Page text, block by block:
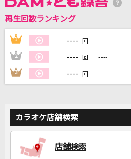
井上陽水
[生音]岬めぐり
ウィークエンド
再生回数ランキング
1 ---- 回 ----
2 ---- 回 ----
3 ---- 回 ----
カラオケ店舗検索
店舗検索